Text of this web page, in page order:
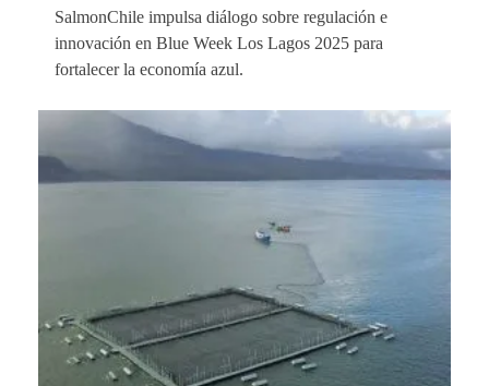
SalmonChile impulsa diálogo sobre regulación e
innovación en Blue Week Los Lagos 2025 para
fortalecer la economía azul.